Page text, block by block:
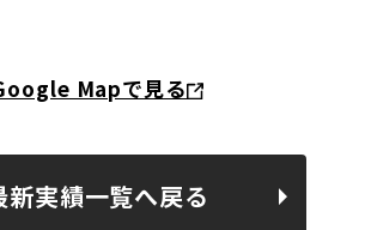
Mapで見る
新実績一覧へ戻る